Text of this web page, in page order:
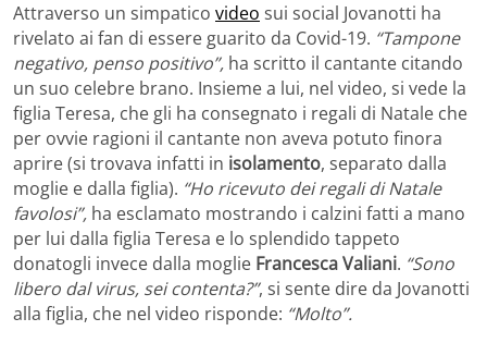
Attraverso un simpatico video sui social Jovanotti ha
rivelato ai fan di essere guarito da Covid-19. “Tampone
negativo, penso positivo”, ha scritto il cantante citando
un suo celebre brano. Insieme a lui, nel video, si vede la
figlia Teresa, che gli ha consegnato i regali di Natale che
per ovvie ragioni il cantante non aveva potuto finora
aprire (si trovava infatti in isolamento, separato dalla
moglie e dalla figlia). “Ho ricevuto dei regali di Natale
favolosi”, ha esclamato mostrando i calzini fatti a mano
per lui dalla figlia Teresa e lo splendido tappeto
donatogli invece dalla moglie Francesca Valiani. “Sono
libero dal virus, sei contenta?”, si sente dire da Jovanotti
alla figlia, che nel video risponde: “Molto”.